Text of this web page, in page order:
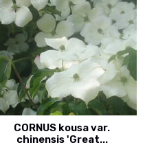
CORNUS kousa var.
chinensis 'Great...